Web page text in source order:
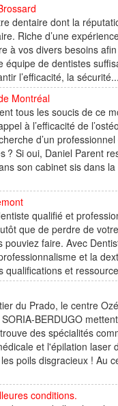
dentaire dont la
Riche d’une
à vos divers besoins
de dentistes
l’efficacité, la sécurité...
Montréal
tous les soucis de ce
à l’efficacité de
d’un
Si oui, Daniel Parent
son cabinet sis dans
qualifié et
que de perdre de
faire. Avec
et la
et
du Prado, le centre
BERDUGO
des spécialités
et l'épilation
poils disgracieux ! Au
conditions.